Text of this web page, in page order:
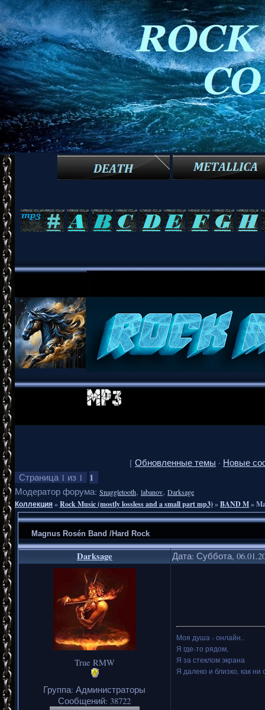
[ Обновленные темы · Новые
Страница 1 из 1 1
Модератор форума: Snaggletooth, labanov, Darksage
Коллекция»Rock Music (mostly lossless and a small part mp3)»BAND M»
Magnus Rosén Band /Hard Rock
Darksage Дата: Суббота,
True RMW
Группа: Администраторы
Сообщений: 38722
Моя душа - онлайн..
Я где-то рядом,
Я за стеклом экрана
Я далеко и близко, как ни